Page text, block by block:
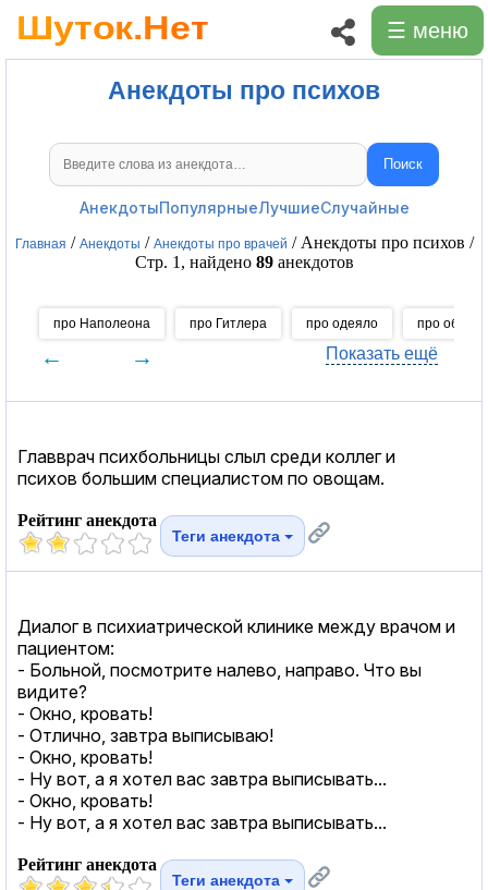
☰ меню
Анекдоты про психов
Поиск анекдотов Поиск
АнекдотыПопулярныеЛучшиеСлучайные
Главная / Анекдоты / Анекдоты про врачей / Анекдоты про психов /
Стр. 1, найдено 89анекдотов
про Наполеона про Гитлера про одеяло про
← → Показать ещё
Главврач психбольницы слыл среди коллег и
психов большим специалистом по овощам.
Рейтинг анекдота
Теги анекдота
Диалог в психиатрической клинике между врачом и
пациентом:
- Больной, посмотрите налево, направо. Что вы
видите?
- Окно, кровать!
- Отлично, завтра выписываю!
- Окно, кровать!
- Ну вот, а я хотел вас завтра выписывать...
- Окно, кровать!
- Ну вот, а я хотел вас завтра выписывать...
Рейтинг анекдота
Теги анекдота